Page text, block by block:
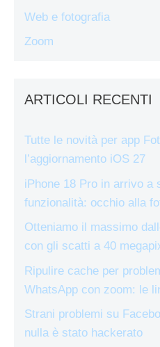
Web e fotografia
Zoom
ARTICOLI RECENTI
Tutte le novità per app
l’aggiornamento iOS 27
iPhone 18 Pro in arrivo a
funzionalità: occhio alla
Otteniamo il massimo
con gli scatti a 40
Ripulire cache per
WhatsApp con zoom: le
Strani problemi su
nulla è stato hackerato